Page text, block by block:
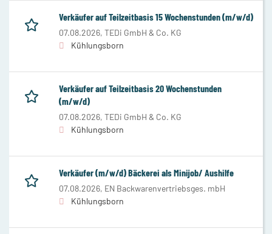
Verkäufer auf Teilzeitbasis 15 Wochenstunden (m/w/d)
07.08.2026, TEDi GmbH & Co. KG
Kühlungsborn
Verkäufer auf Teilzeitbasis 20 Wochenstunden
(m/w/d)
07.08.2026, TEDi GmbH & Co. KG
Kühlungsborn
Verkäufer (m/w/d) Bäckerei als Minijob/ Aushilfe
07.08.2026, EN Backwarenvertriebsges. mbH
Kühlungsborn